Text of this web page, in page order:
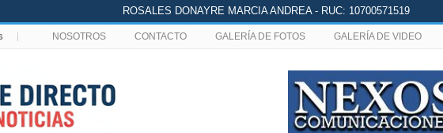
ROSALES DONAYRE MARCIA ANDREA - RUC: 10700571519
NOSOTROS CONTACTO GALERÍA DE FOTOS GALERÍA DE VIDEO